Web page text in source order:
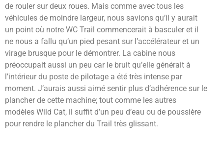
de rouler sur deux roues. Mais comme avec tous les
véhicules de moindre largeur, nous savions qu’il y aurait
un point où notre WC Trail commencerait à basculer et il
ne nous a fallu qu’un pied pesant sur l’accélérateur et un
virage brusque pour le démontrer. La cabine nous
préoccupait aussi un peu car le bruit qu’elle générait à
l’intérieur du poste de pilotage a été très intense par
moment. J’aurais aussi aimé sentir plus d’adhérence sur le
plancher de cette machine; tout comme les autres
modèles Wild Cat, il suffit d’un peu d’eau ou de poussière
pour rendre le plancher du Trail très glissant.